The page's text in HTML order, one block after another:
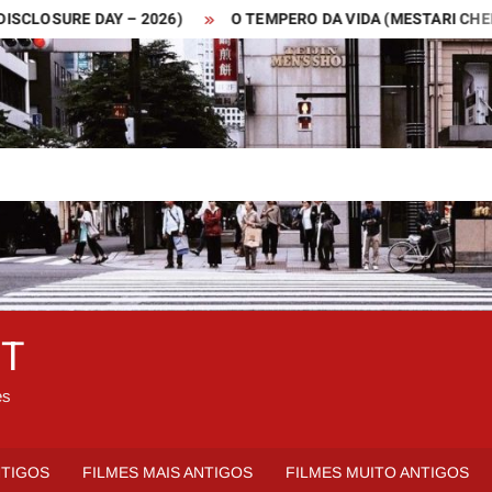
DAY – 2026) O TEMPERO DA VIDA (MESTARI CHENG –
FILMES MAIS ANTIGOS FILMES MUITO ANTIGOS